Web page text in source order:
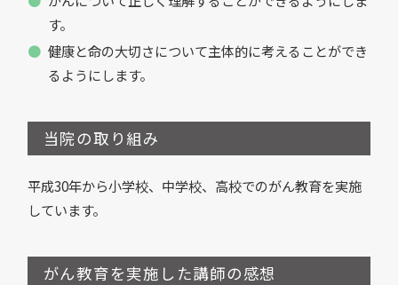
す。
健康と命の大切さについて主体的に考えることができ
るようにします。
当院の取り組み
平成30年から小学校、中学校、高校でのがん教育を実施
しています。
がん教育を実施した講師の感想